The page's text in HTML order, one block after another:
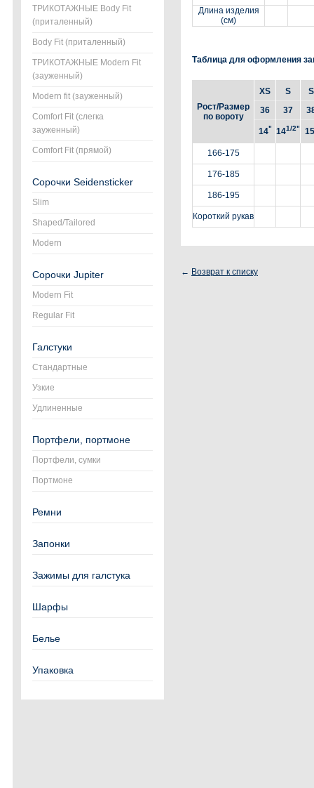
ТРИКОТАЖНЫЕ Body Fit
(приталенный)
Body Fit (приталенный)
ТРИКОТАЖНЫЕ Modern Fit
(зауженный)
Modern fit (зауженный)
Comfort Fit (слегка
зауженный)
Comfort Fit (прямой)
Сорочки Seidensticker
Slim
Shaped/Tailored
Modern
Сорочки Jupiter
Modern Fit
Regular Fit
Галстуки
Стандартные
Узкие
Удлиненные
Портфели, портмоне
Портфели, сумки
Портмоне
Ремни
Запонки
Зажимы для галстука
Шарфы
Белье
Упаковка
Длина изделия
(см)
Таблица для оформления
Рост/Размер
по вороту
XS
36
14"
S
37
141/2"
S
15
166-175
176-185
186-195
Короткий рукав
← Возврат к списку